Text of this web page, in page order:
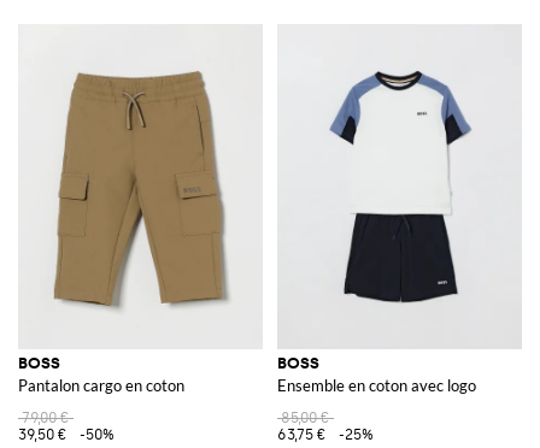
BOSS
Pantalon cargo en coton
79,00 €
39,50 €
-50%
BOSS
Ensemble en coton avec logo
85,00 €
63,75 €
-25%